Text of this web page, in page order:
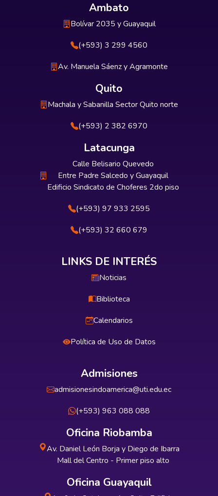
Ambato
Bolívar 2035 y Guayaquil
(+593) 3 299 4560
Av. Manuela Sáenz y Agramonte
Quito
Machala y Sabanilla Sector Quito norte
(+593) 2 382 6970
Latacunga
Calle Belisario Quevedo
Entre Padre Salcedo y Guayaquil
Edificio Sindicato de Choferes 2do piso
(+593) 97 933 2595
(+593) 32 660 679
LINKS DE INTERÉS
Noticias
Biblioteca
Calendarios
Política de Uso de Datos
Admisiones
admisionesindoamerica@uti.edu.ec
(+593) 963 088 088
Oficina Riobamba
Av. Daniel León Borja y Diego de Ibarra
Mall del Centro - Primer piso alto
Oficina Guayaquil